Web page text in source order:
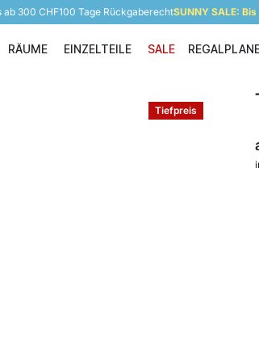
ab 300 CHF100 Tage RückgaberechtSUNNY SALE:
Regale
RÄUME
Räume
EINZELTEILE
Einzelteile
SALE
Tiefpreis